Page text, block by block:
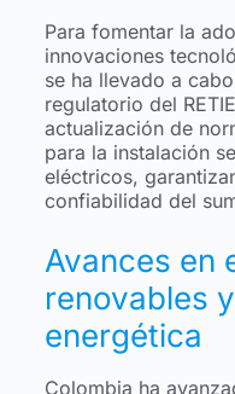
Para fomentar la
innovaciones
se ha llevado a
regulatorio del
actualización de
para la instalación
eléctricos,
confiabilidad del
Avances en
renovables
energética
Colombia ha